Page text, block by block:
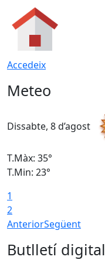
Accedeix
Meteo
Dissabte, 8 d’agost
T.Màx: 35°
T.Min: 23°
1
2
AnteriorSegüent
Butlletí digital